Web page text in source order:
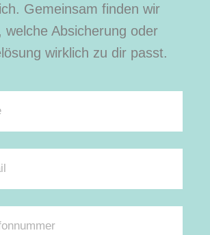
Gemeinsam finden wir
welche Absicherung oder
wirklich zu dir passt.